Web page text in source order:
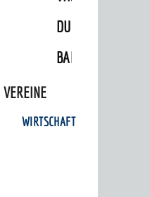
DULGER-
BAD
VEREINE
WIRTSCHAFT